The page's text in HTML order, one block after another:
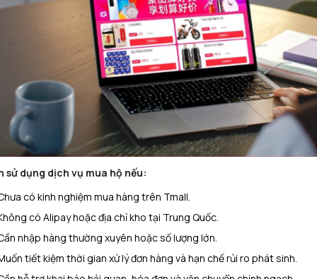
sử dụng dịch vụ mua hộ nếu:
có kinh nghiệm mua hàng trên Tmall.
có Alipay hoặc địa chỉ kho tại Trung Quốc.
nhập hàng thường xuyên hoặc số lượng lớn.
tiết kiệm thời gian xử lý đơn hàng và hạn chế rủi ro phát sinh.